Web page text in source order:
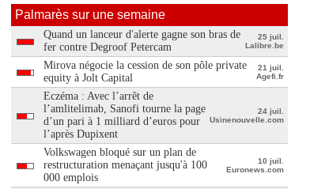
Palmarès sur une semaine
Quand un lanceur d'alerte gagne son bras de
fer contre Degroof Petercam
25 juil.
Lalibre.be
Mirova négocie la cession de son pôle private
equity à Jolt Capital
21 juil.
Agefi.fr
Eczéma : Avec l’arrêt de
l’amlitelimab, Sanofi tourne la page
d’un pari à 1 milliard d’euros pour
l’après Dupixent
24 juil.
Usinenouvelle.com
Volkswagen bloqué sur un plan de
restructuration menaçant jusqu'à 100
000 emplois
10 juil.
Euronews.com